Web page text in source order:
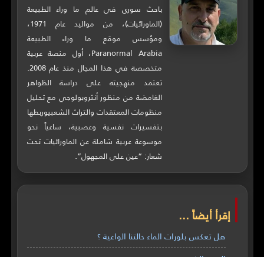
باحث سوري في عالم ما وراء الطبيعة
(الماورائيات)، من مواليد عام 1971،
ومؤسس موقع ما وراء الطبيعة
Paranormal Arabia، أول منصة عربية
متخصصة في هذا المجال منذ عام 2008.
تعتمد منهجيته على دراسة الظواهر
الغامضة من منظور أنثروبولوجي مع تحليل
منظومات المعتقدات والتراث الشعبيوربطها
بتفسيرات نفسية وعصبية، ساعياً نحو
موسوعة عربية شاملة عن الماورائيات تحت
شعار: “عين على المجهول”.
إقرأ أيضاً ...
هل تعكس بلورات الماء حالتنا الواعية ؟